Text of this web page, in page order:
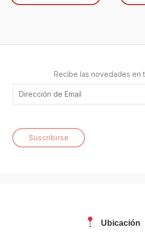
Recibe las novedades en
m
l
Suscribirse
Ubicación